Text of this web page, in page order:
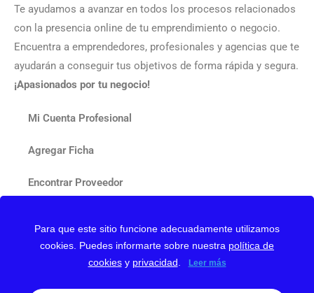
Te ayudamos a avanzar en todos los procesos relacionados
con la presencia online de tu emprendimiento o negocio.
Encuentra a emprendedores, profesionales y agencias que te
ayudarán a conseguir tus objetivos de forma rápida y segura.
¡Apasionados por tu negocio!
Mi Cuenta Profesional
Agregar Ficha
Encontrar Proveedor
Nuestro Blog
Para que este sitio funcione adecuadamente utilizamos
cookies. Puedes informarte sobre nuestra política de
cookiesy privacidad Leer más